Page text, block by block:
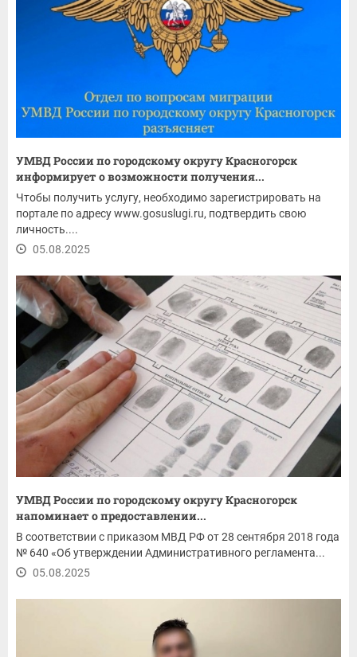
УМВД России по городскому округу Красногорск
информирует о возможности получения...
Чтобы получить услугу, необходимо зарегистрировать на
портале по адресу www.gosuslugi.ru, подтвердить свою
личность....
05.08.2025
УМВД России по городскому округу Красногорск
напоминает о предоставлении...
В соответствии с приказом МВД РФ от 28 сентября 2018 года
№ 640 «Об утверждении Административного регламента...
05.08.2025